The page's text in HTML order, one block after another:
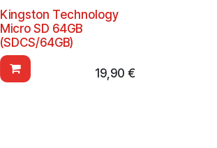
Kingston Technology
Micro SD 64GB
(SDCS/64GB)
19,90 €